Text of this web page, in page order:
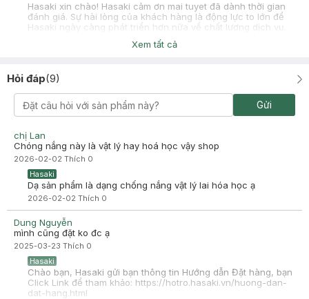
Hasaki xin chào! Hasaki cảm ơn mai tuyet đã dành thời gian
đánh giá. Sự hài lòng của khách hàng là động lực to lớn để
Hasaki ngày càng phát triển hơn nữa về chất lượng dịch vụ.
Cảm ơn bạn đã tin tưởng và mua sắm tại Hasaki!
2024-02-21
từng dùng qua. Da hỗn hợp dầu thì dùng này là chân ái luôn có
kiềm dầu nhưng vừa có độ ẩm vừa phải. Mỗi tội mình thấy ít shop
bán quá, có hasaki thì cũng quá ít chi nhánh còn hàng. Mong
hasaki nhập thêm về và kcn này được biết đến nhiều hơn. Trải
nghiệm của mình với em này là 10/10 vừa không cay mắt vừa
kháng nước. So với skinaqua tone up thì theo mình dòng này xài
tốt hơn, rất hợp da hỗn hợp dầu.
Xem tất cả
Hỏi đáp(9)
Gửi
chị Lan
Chóng nắng này là vật lý hay hoá học vậy shop
2026-02-02 Thích 0
Hasaki
Dạ sản phẩm là dạng chống nắng vật lý lai hóa học ạ
2026-02-02 Thích 0
Dung Nguyễn
mình cũng đặt ko đc ạ
2025-03-23 Thích 0
Hasaki
Chào bạn, Hasaki gửi bạn thông tin Hướng dẫn Đặt hàng, bạn
Click Link để tham khảo: https://hotro.hasaki.vn/huong-dan-
dat-hang.html